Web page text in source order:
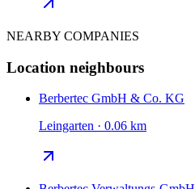
NEARBY COMPANIES
Location neighbours
Berbertec GmbH & Co. KG
Leingarten · 0.06 km